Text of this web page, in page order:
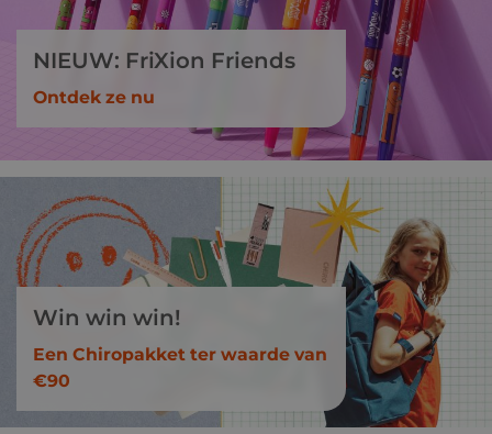
NIEUW: FriXion Friends
Ontdek ze nu
Win win win!
Een Chiropakket ter waarde van
€90